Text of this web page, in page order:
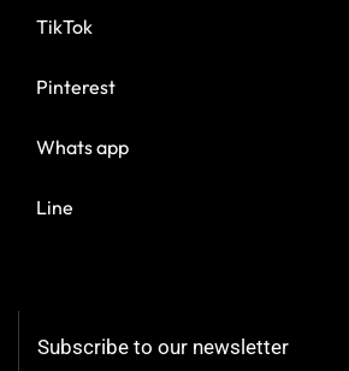
TikTok
Pinterest
Whats app
Line
Subscribe to our newsletter